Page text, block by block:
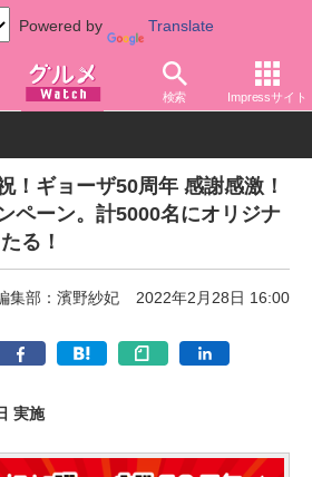
Powered by Translate
検索 Impressサイト
凍食品
！ギョーザ50周年 感謝感激！
ペーン。計5000名にオリジナ
る！
集部：濱野紗妃 2022年2月28日 16:00
実施